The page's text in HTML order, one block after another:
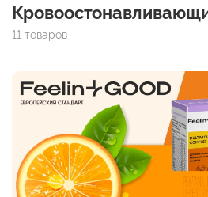
11 товаров